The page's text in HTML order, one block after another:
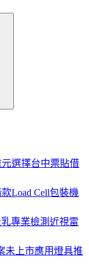
選擇台中票貼借
Load Cell包裝機
專業檢測近視雷
未上市應用燈具推